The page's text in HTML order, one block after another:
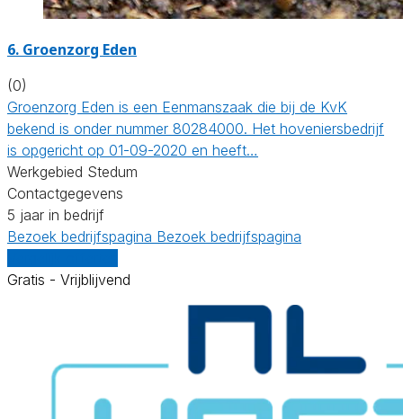
6. Groenzorg Eden
(0)
Groenzorg Eden is een Eenmanszaak die bij de KvK
bekend is onder nummer 80284000. Het hoveniersbedrijf
is opgericht op 01-09-2020 en heeft…
Werkgebied Stedum
Contactgegevens
5 jaar in bedrijf
Bezoek bedrijfspagina Bezoek bedrijfspagina
Gratis - Vrijblijvend